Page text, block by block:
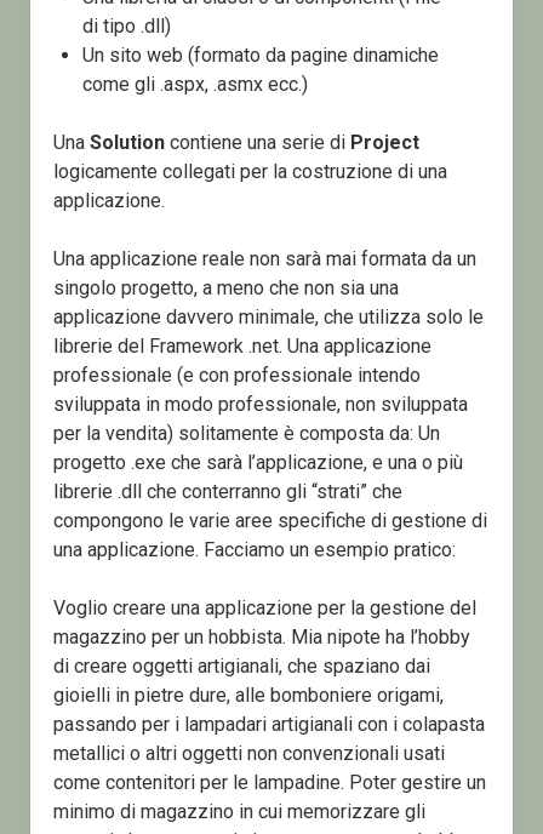
di tipo .dll)
Un sito web (formato da pagine dinamiche
come gli .aspx, .asmx ecc.)
Una Solutioncontiene una serie di Project
logicamente collegati per la costruzione di una
applicazione.
Una applicazione reale non sarà mai formata da un
singolo progetto, a meno che non sia una
applicazione davvero minimale, che utilizza solo le
librerie del Framework .net. Una applicazione
professionale (e con professionale intendo
sviluppata in modo professionale, non sviluppata
per la vendita) solitamente è composta da: Un
progetto .exe che sarà l’applicazione, e una o più
librerie .dll che conterranno gli “strati” che
compongono le varie aree specifiche di gestione di
una applicazione. Facciamo un esempio pratico:
Voglio creare una applicazione per la gestione del
magazzino per un hobbista. Mia nipote ha l’hobby
di creare oggetti artigianali, che spaziano dai
gioielli in pietre dure, alle bomboniere origami,
passando per i lampadari artigianali con i colapasta
metallici o altri oggetti non convenzionali usati
come contenitori per le lampadine. Poter gestire un
minimo di magazzino in cui memorizzare gli